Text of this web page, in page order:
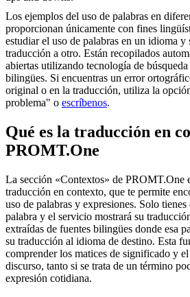
Los ejemplos del uso de palabras en
proporcionan únicamente con fines
estudiar el uso de palabras en un idioma y
traducción a otro. Están recopilados
abiertas utilizando tecnología de búsqueda
bilingües. Si encuentras un error
original o en la traducción, utiliza la
problema" o escríbenos.
Qué es la traducción en
PROMT.One
La sección «Contextos» de PROMT.One
traducción en contexto, que te permite
uso de palabras y expresiones. Solo
palabra y el servicio mostrará su
extraídas de fuentes bilingües donde esa
su traducción al idioma de destino. Esta
comprender los matices de significado y
discurso, tanto si se trata de un término
expresión cotidiana.